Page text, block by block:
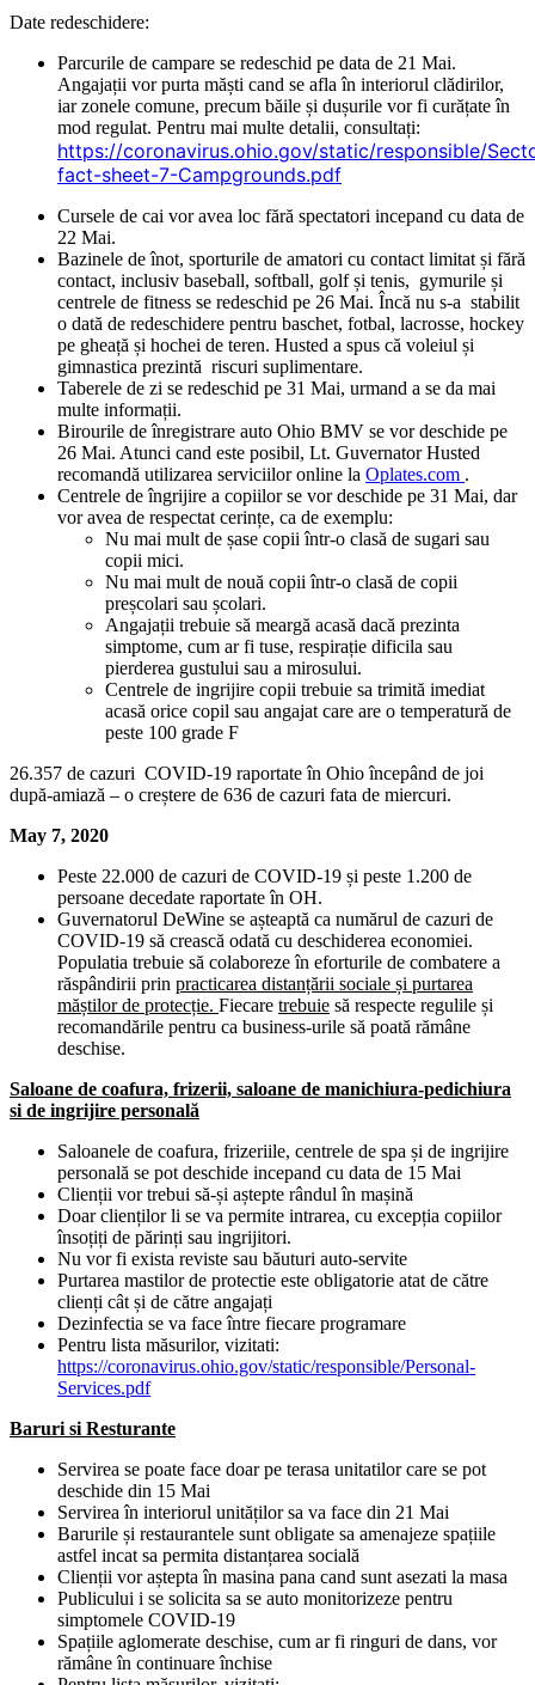
Date redeschidere:
Parcurile de campare se redeschid pe data de 21 Mai.
Angajații vor purta măști cand se afla în interiorul clădirilor,
iar zonele comune, precum băile și dușurile vor fi curățate în
mod regulat. Pentru mai multe detalii, consultați:
https://coronavirus.ohio.gov/static/responsible/
fact-sheet-7-Campgrounds.pdf
Cursele de cai vor avea loc fără spectatori incepand cu data de
22 Mai.
Bazinele de înot, sporturile de amatori cu contact limitat și fără
contact, inclusiv baseball, softball, golf și tenis, gymurile și
centrele de fitness se redeschid pe 26 Mai. Încă nu s-a stabilit
o dată de redeschidere pentru baschet, fotbal, lacrosse, hockey
pe gheață și hochei de teren. Husted a spus că voleiul și
gimnastica prezintă riscuri suplimentare.
Taberele de zi se redeschid pe 31 Mai, urmand a se da mai
multe informații.
Birourile de înregistrare auto Ohio BMV se vor deschide pe
26 Mai. Atunci cand este posibil, Lt. Guvernator Husted
recomandă utilizarea serviciilor online la Oplates.com .
Centrele de îngrijire a copiilor se vor deschide pe 31 Mai, dar
vor avea de respectat cerințe, ca de exemplu:
Nu mai mult de șase copii într-o clasă de sugari sau
copii mici.
Nu mai mult de nouă copii într-o clasă de copii
preșcolari sau școlari.
Angajații trebuie să meargă acasă dacă prezinta
simptome, cum ar fi tuse, respirație dificila sau
pierderea gustului sau a mirosului.
Centrele de ingrijire copii trebuie sa trimită imediat
acasă orice copil sau angajat care are o temperatură de
peste 100 grade F
26.357 de cazuri COVID-19 raportate în Ohio începând de joi
după-amiază – o creștere de 636 de cazuri fata de miercuri.
May 7, 2020
Peste 22.000 de cazuri de COVID-19 și peste 1.200 de
persoane decedate raportate în OH.
Guvernatorul DeWine se așteaptă ca numărul de cazuri de
COVID-19 să crească odată cu deschiderea economiei.
Populatia trebuie să colaboreze în eforturile de combatere a
răspândirii prin practicarea distanțării sociale și purtarea
măștilor de protecție. Fiecare trebuie să respecte regulile și
recomandările pentru ca business-urile să poată rămâne
deschise.
Saloane de coafura, frizerii, saloane de manichiura-pedichiura
si de ingrijire personală
Saloanele de coafura, frizeriile, centrele de spa și de ingrijire
personală se pot deschide incepand cu data de 15 Mai
Clienții vor trebui să-și aștepte rândul în mașină
Doar clienților li se va permite intrarea, cu excepția copiilor
însoțiți de părinți sau ingrijitori.
Nu vor fi exista reviste sau băuturi auto-servite
Purtarea mastilor de protectie este obligatorie atat de către
clienți cât și de către angajați
Dezinfectia se va face între fiecare programare
Pentru lista măsurilor, vizitati:
https://coronavirus.ohio.gov/static/responsible/Personal-
Services.pdf
Baruri si Resturante
Servirea se poate face doar pe terasa unitatilor care se pot
deschide din 15 Mai
Servirea în interiorul unităților sa va face din 21 Mai
Barurile și restaurantele sunt obligate sa amenajeze spațiile
astfel incat sa permita distanțarea socială
Clienții vor aștepta în masina pana cand sunt asezati la masa
Publicului i se solicita sa se auto monitorizeze pentru
simptomele COVID-19
Spațiile aglomerate deschise, cum ar fi ringuri de dans, vor
rămâne în continuare închise